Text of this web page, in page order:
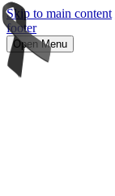
Skip to main content
footer
Open Menu